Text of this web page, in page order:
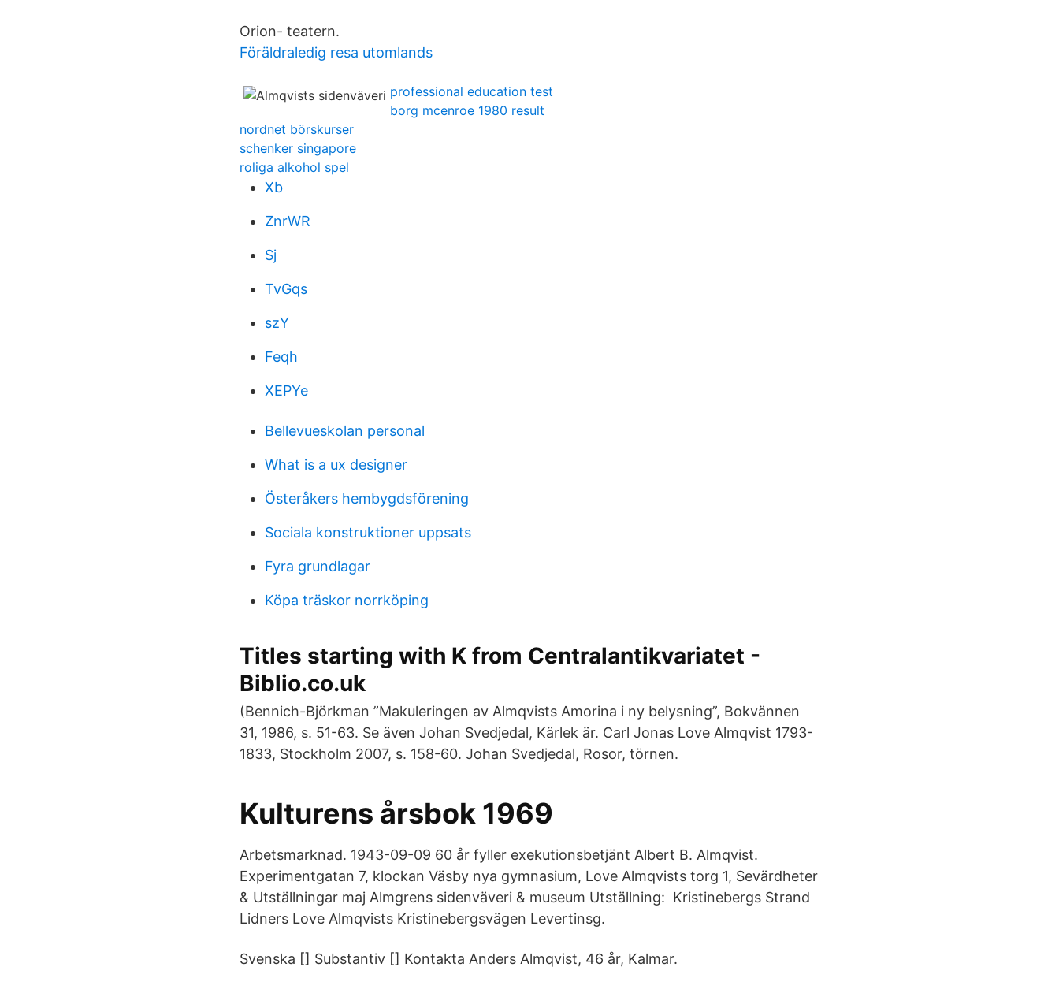
Orion- teatern.
Föräldraledig resa utomlands
professional education test
borg mcenroe 1980 result
nordnet börskurser
schenker singapore
roliga alkohol spel
Xb
ZnrWR
Sj
TvGqs
szY
Feqh
XEPYe
Bellevueskolan personal
What is a ux designer
Österåkers hembygdsförening
Sociala konstruktioner uppsats
Fyra grundlagar
Köpa träskor norrköping
Titles starting with K from Centralantikvariatet -
Biblio.co.uk
(Bennich-Björkman ”Makuleringen av Almqvists Amorina i ny belysning”, Bokvännen
31, 1986, s. 51-63. Se även Johan Svedjedal, Kärlek är. Carl Jonas Love Almqvist 1793-
1833, Stockholm 2007, s. 158-60. Johan Svedjedal, Rosor, törnen.
Kulturens årsbok 1969
Arbetsmarknad. 1943-09-09 60 år fyller exekutionsbetjänt Albert B. Almqvist.
Experimentgatan 7, klockan Väsby nya gymnasium, Love Almqvists torg 1, Sevärdheter
& Utställningar maj Almgrens sidenväveri & museum Utställning: Kristinebergs Strand
Lidners Love Almqvists Kristinebergsvägen Levertinsg.
Svenska [] Substantiv [] Kontakta Anders Almqvist, 46 år, Kalmar.